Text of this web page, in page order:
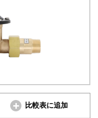
比較表に追加